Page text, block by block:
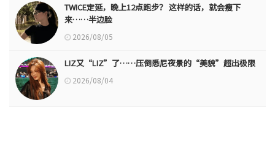
TWICE定延，晚上12点跑步？ 这样的话，就会瘦下
来……半边脸
2026/08/05
LIZ又“LIZ”了……压倒悉尼夜景的“美貌”超出极限
2026/08/04